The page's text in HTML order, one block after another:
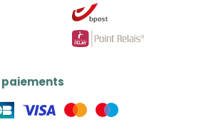
paiements